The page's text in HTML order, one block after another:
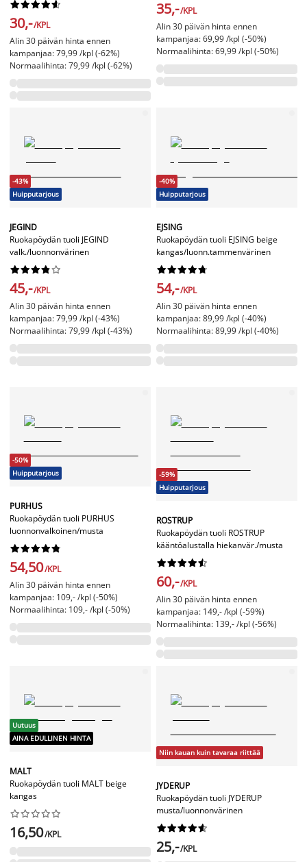






30,-/KPL
Alin 30 päivän hinta ennen
kampanjaa: 79,99 /kpl (-62%)
Normaalihinta: 79,99 /kpl (-62%)
35,-/KPL
Alin 30 päivän hinta ennen
kampanjaa: 69,99 /kpl (-50%)
Normaalihinta: 69,99 /kpl (-50%)
-43%
Huipputarjous
JEGIND
Ruokapöydän tuoli JEGIND
valk./luonnonvärinen






45,-/KPL
Alin 30 päivän hinta ennen
kampanjaa: 79,99 /kpl (-43%)
Normaalihinta: 79,99 /kpl (-43%)
-40%
Huipputarjous
EJSING
Ruokapöydän tuoli EJSING beige
kangas/luonn.tammenvärinen






54,-/KPL
Alin 30 päivän hinta ennen
kampanjaa: 89,99 /kpl (-40%)
Normaalihinta: 89,99 /kpl (-40%)
-50%
Huipputarjous
PURHUS
Ruokapöydän tuoli PURHUS
luonnonvalkoinen/musta






54,50/KPL
Alin 30 päivän hinta ennen
kampanjaa: 109,- /kpl (-50%)
Normaalihinta: 109,- /kpl (-50%)
-59%
Huipputarjous
ROSTRUP
Ruokapöydän tuoli ROSTRUP
kääntöalustalla hiekanvär./musta






60,-/KPL
Alin 30 päivän hinta ennen
kampanjaa: 149,- /kpl (-59%)
Normaalihinta: 139,- /kpl (-56%)
Uutuus
AINA EDULLINEN HINTA
MALT
Ruokapöydän tuoli MALT beige
kangas






16,50/KPL
Niin kauan kuin tavaraa riittää
JYDERUP
Ruokapöydän tuoli JYDERUP
musta/luonnonvärinen






25,-/KPL